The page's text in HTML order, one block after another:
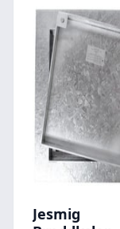
Jesmig